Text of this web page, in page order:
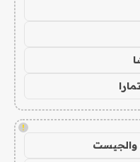
!
والجيست